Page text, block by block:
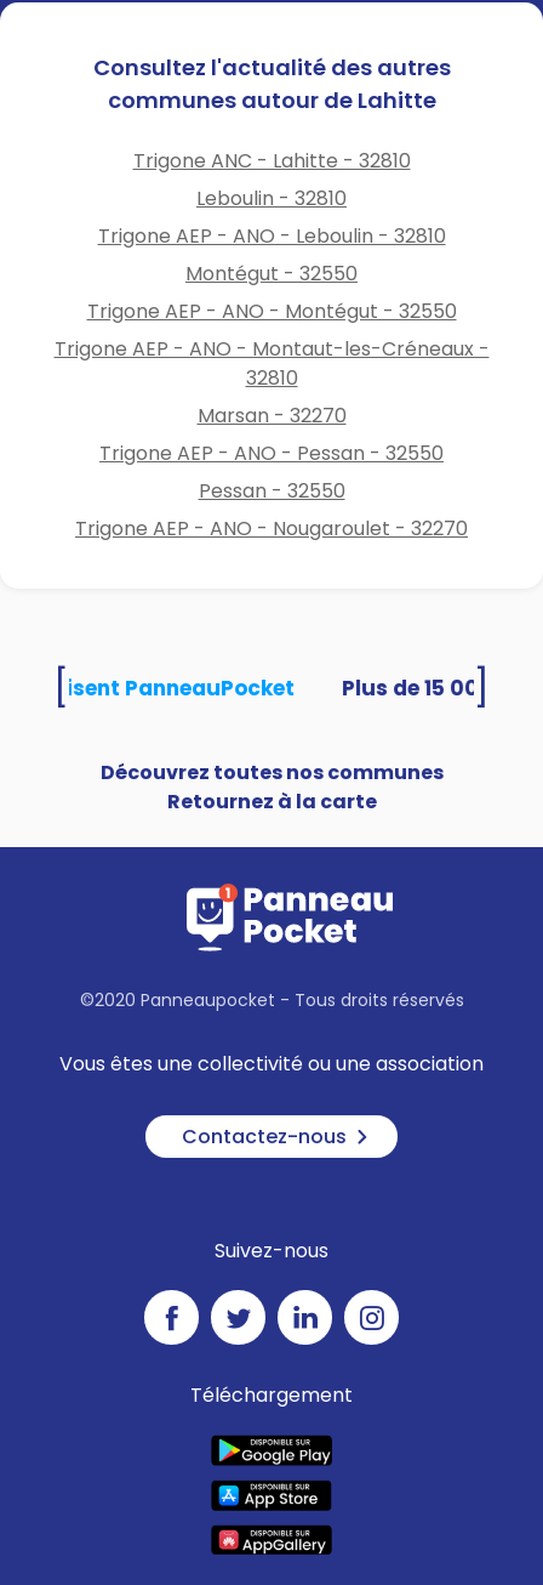
pour ce tempsde plaisir et
de partage.
de la soirée, merci de
confirmer votre présence par
suivante :
c.trouche.mairie@gmail.com
Consultez l'actualité des autres
communes autour de Lahitte
Trigone ANC - Lahitte - 32810
Leboulin - 32810
Trigone AEP - ANO - Leboulin - 32810
Montégut - 32550
Trigone AEP - ANO - Montégut - 32550
Trigone AEP - ANO - Montaut-les-Créneaux -
32810
Marsan - 32270
Trigone AEP - ANO - Pessan - 32550
Pessan - 32550
Trigone AEP - ANO - Nougaroulet - 32270
utilisent PanneauPocket
Découvrez toutes nos communes
Retournez à la carte
©2020 Panneaupocket - Tous droits réservés
Vous êtes une collectivité ou une association
Contactez-nous
Suivez-nous
Téléchargement